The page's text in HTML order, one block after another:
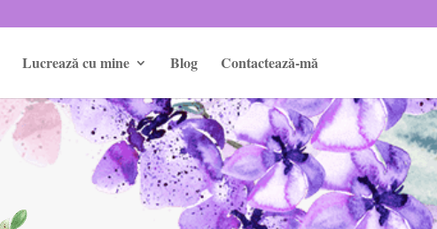
Lucrează cu mine Blog Contactează-mă